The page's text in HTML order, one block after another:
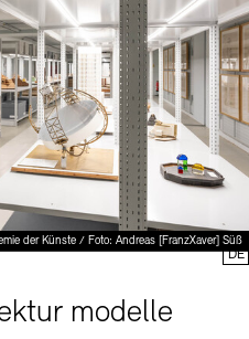
der Künste / Foto: Andreas [FranzXaver] Süß
modelle
DE